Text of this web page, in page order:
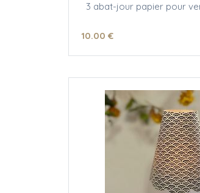
3 abat-jour papier pour
10.00 €